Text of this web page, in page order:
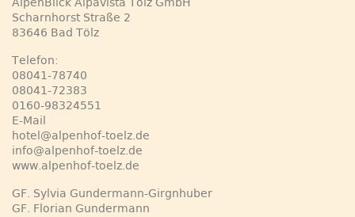
AlpenBlick Alpavista Tölz GmbH
Scharnhorst Straße 2
83646 Bad Tölz
Telefon:
08041-78740
08041-72383
0160-98324551
E-Mail
hotel@alpenhof-toelz.de
info@alpenhof-toelz.de
www.alpenhof-toelz.de
GF. Sylvia Gundermann-Girgnhuber
GF. Florian Gundermann